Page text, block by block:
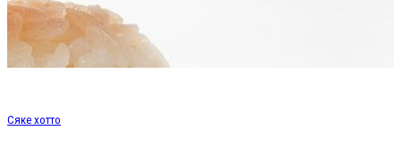
Сяке хотто